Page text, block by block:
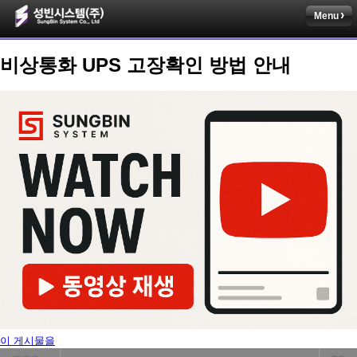
Menu
비상통화 UPS 고장확인 방법 안내
이 게시물을